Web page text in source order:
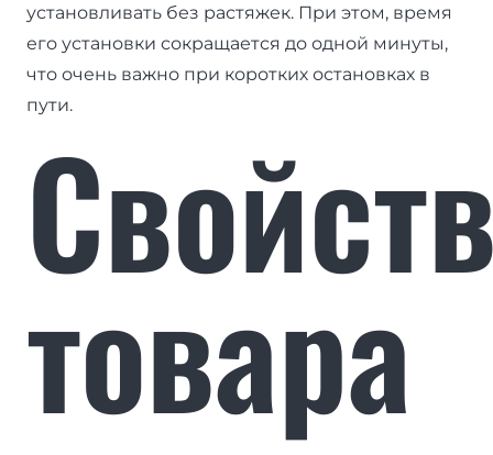
установливать без растяжек. При этом, время
его установки сокращается до одной минуты,
что очень важно при коротких остановках в
пути.
товара